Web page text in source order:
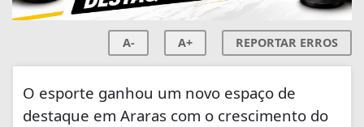
A- A+ REPORTAR ERROS
O esporte ganhou um novo espaço de
destaque em Araras com o crescimento do